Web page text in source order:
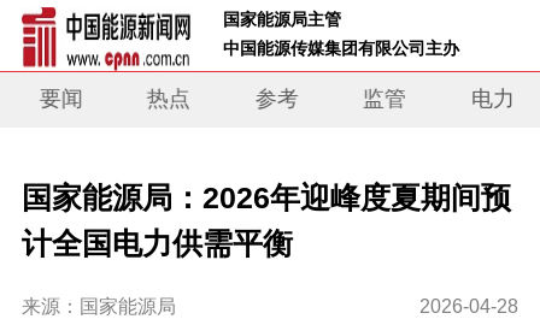
国家能源局主管
中国能源传媒集团有限公司主办
要闻 热点 参考 监管 电力
国家能源局：2026年迎峰度夏期间预
计全国电力供需平衡
来源：国家能源局 2026-04-28